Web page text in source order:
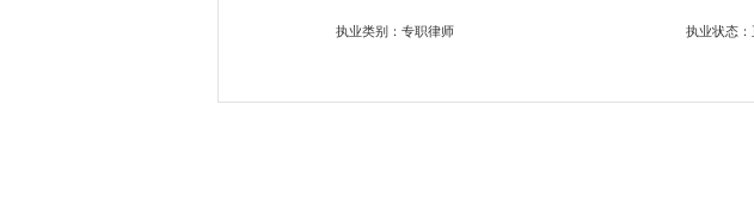
执业类别：专职律师 执业状态：